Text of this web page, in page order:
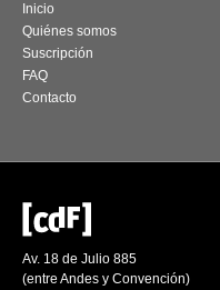
Inicio
Quiénes somos
Suscripción
FAQ
Contacto
Av. 18 de Julio 885
(entre Andes y Convención)